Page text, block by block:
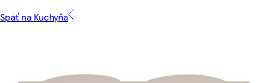
Späť na Kuchyňa